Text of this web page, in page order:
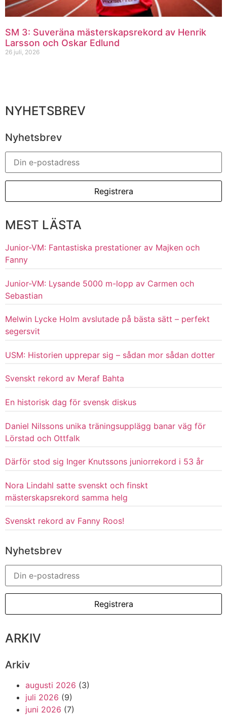
SM 3: Suveräna mästerskapsrekord av Henrik
Larsson och Oskar Edlund
26 juli, 2026
NYHETSBREV
Nyhetsbrev
MEST LÄSTA
Junior-VM: Fantastiska prestationer av Majken och
Fanny
Junior-VM: Lysande 5000 m-lopp av Carmen och
Sebastian
Melwin Lycke Holm avslutade på bästa sätt – perfekt
segersvit
USM: Historien upprepar sig – sådan mor sådan dotter
Svenskt rekord av Meraf Bahta
En historisk dag för svensk diskus
Daniel Nilssons unika träningsupplägg banar väg för
Lörstad och Ottfalk
Därför stod sig Inger Knutssons juniorrekord i 53 år
Nora Lindahl satte svenskt och finskt
mästerskapsrekord samma helg
Svenskt rekord av Fanny Roos!
Nyhetsbrev
ARKIV
Arkiv
augusti 2026 (3)
juli 2026 (9)
juni 2026 (7)